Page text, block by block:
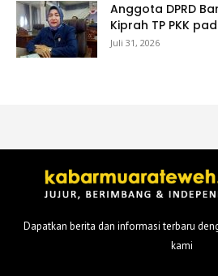
Anggota DPRD
Kiprah TP PKK
Juli 31, 2026
Dapatkan berita dan informasi terbaru
kami